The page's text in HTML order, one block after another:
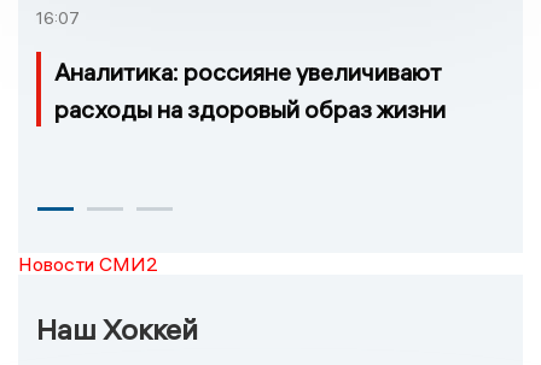
16:07
Аналитика: россияне увеличивают
расходы на здоровый образ жизни
Новости СМИ2
Наш Хоккей